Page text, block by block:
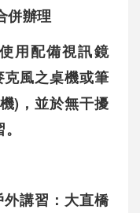
併辦理
用配備視訊鏡
風之桌機或筆
)，並於無干擾
外講習：大直橋